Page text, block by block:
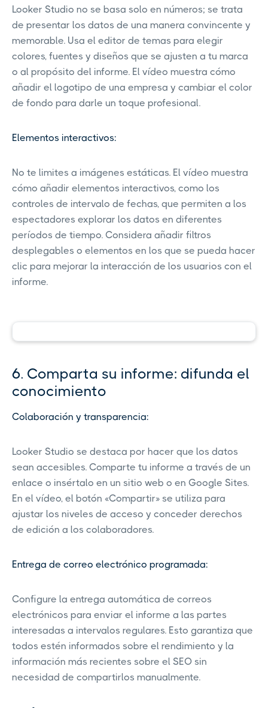
Looker Studio no se basa solo en números; se trata
de presentar los datos de una manera convincente y
memorable. Usa el editor de temas para elegir
colores, fuentes y diseños que se ajusten a tu marca
o al propósito del informe. El vídeo muestra cómo
añadir el logotipo de una empresa y cambiar el color
de fondo para darle un toque profesional.
Elementos interactivos:
No te limites a imágenes estáticas. El vídeo muestra
cómo añadir elementos interactivos, como los
controles de intervalo de fechas, que permiten a los
espectadores explorar los datos en diferentes
períodos de tiempo. Considera añadir filtros
desplegables o elementos en los que se pueda hacer
clic para mejorar la interacción de los usuarios con el
informe.
6. Comparta su informe: difunda el
conocimiento
Colaboración y transparencia:
Looker Studio se destaca por hacer que los datos
sean accesibles. Comparte tu informe a través de un
enlace o insértalo en un sitio web o en Google Sites.
En el vídeo, el botón «Compartir» se utiliza para
ajustar los niveles de acceso y conceder derechos
de edición a los colaboradores.
Entrega de correo electrónico programada:
Configure la entrega automática de correos
electrónicos para enviar el informe a las partes
interesadas a intervalos regulares. Esto garantiza que
todos estén informados sobre el rendimiento y la
información más recientes sobre el SEO sin
necesidad de compartirlos manualmente.